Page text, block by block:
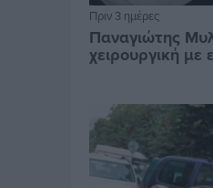
Πριν 3 ημέρες
Παναγιώτης
χειρουργική